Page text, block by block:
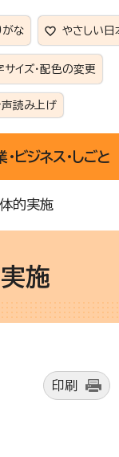
がな やさしい日
サイズ・配色の変更
読み上げ
・ビジネス・しごと
的実施
施
印刷